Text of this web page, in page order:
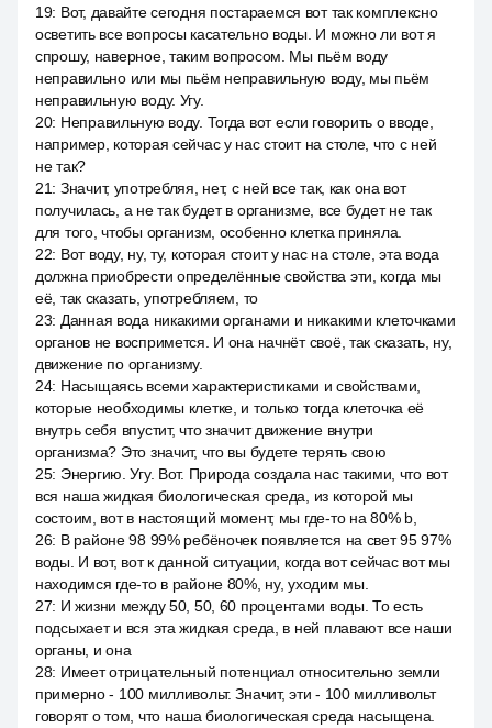
19: Вот, давайте сегодня постараемся вот так комплексно
осветить все вопросы касательно воды. И можно ли вот я
спрошу, наверное, таким вопросом. Мы пьём воду
неправильно или мы пьём неправильную воду, мы пьём
неправильную воду. Угу.
20: Неправильную воду. Тогда вот если говорить о вводе,
например, которая сейчас у нас стоит на столе, что с ней
не так?
21: Значит, употребляя, нет, с ней все так, как она вот
получилась, а не так будет в организме, все будет не так
для того, чтобы организм, особенно клетка приняла.
22: Вот воду, ну, ту, которая стоит у нас на столе, эта вода
должна приобрести определённые свойства эти, когда мы
её, так сказать, употребляем, то
23: Данная вода никакими органами и никакими клеточками
органов не воспримется. И она начнёт своё, так сказать, ну,
движение по организму.
24: Насыщаясь всеми характеристиками и свойствами,
которые необходимы клетке, и только тогда клеточка её
внутрь себя впустит, что значит движение внутри
организма? Это значит, что вы будете терять свою
25: Энергию. Угу. Вот. Природа создала нас такими, что вот
вся наша жидкая биологическая среда, из которой мы
состоим, вот в настоящий момент, мы где-то на 80% b,
26: В районе 98 99% ребёночек появляется на свет 95 97%
воды. И вот, вот к данной ситуации, когда вот сейчас вот мы
находимся где-то в районе 80%, ну, уходим мы.
27: И жизни между 50, 50, 60 процентами воды. То есть
подсыхает и вся эта жидкая среда, в ней плавают все наши
органы, и она
28: Имеет отрицательный потенциал относительно земли
примерно - 100 милливольт. Значит, эти - 100 милливольт
говорят о том, что наша биологическая среда насыщена.